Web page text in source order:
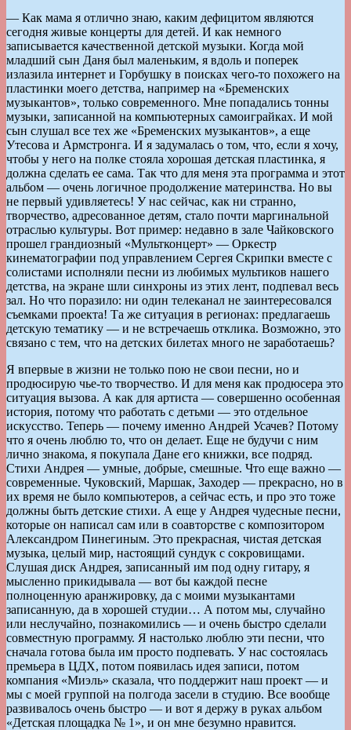
— Как мама я отлично знаю, каким дефицитом являются
сегодня живые концерты для детей. И как немного
записывается качественной детской музыки. Когда мой
младший сын Даня был маленьким, я вдоль и поперек
излазила интернет и Горбушку в поисках чего-то похожего на
пластинки моего детства, например на «Бременских
музыкантов», только современного. Мне попадались тонны
музыки, записанной на компьютерных самоиграйках. И мой
сын слушал все тех же «Бременских музыкантов», а еще
Утесова и Армстронга. И я задумалась о том, что, если я хочу,
чтобы у него на полке стояла хорошая детская пластинка, я
должна сделать ее сама. Так что для меня эта программа и этот
альбом — очень логичное продолжение материнства. Но вы
не первый удивляетесь! У нас сейчас, как ни странно,
творчество, адресованное детям, стало почти маргинальной
отраслью культуры. Вот пример: недавно в зале Чайковского
прошел грандиозный «Мультконцерт» — Оркестр
кинематографии под управлением Сергея Скрипки вместе с
солистами исполняли песни из любимых мультиков нашего
детства, на экране шли синхроны из этих лент, подпевал весь
зал. Но что поразило: ни один телеканал не заинтересовался
съемками проекта! Та же ситуация в регионах: предлагаешь
детскую тематику — и не встречаешь отклика. Возможно, это
связано с тем, что на детских билетах много не заработаешь?
Я впервые в жизни не только пою не свои песни, но и
продюсирую чье-то творчество. И для меня как продюсера это
ситуация вызова. А как для артиста — совершенно особенная
история, потому что работать с детьми — это отдельное
искусство. Теперь — почему именно Андрей Усачев? Потому
что я очень люблю то, что он делает. Еще не будучи с ним
лично знакома, я покупала Дане его книжки, все подряд.
Стихи Андрея — умные, добрые, смешные. Что еще важно —
современные. Чуковский, Маршак, Заходер — прекрасно, но в
их время не было компьютеров, а сейчас есть, и про это тоже
должны быть детские стихи. А еще у Андрея чудесные песни,
которые он написал сам или в соавторстве с композитором
Александром Пинегиным. Это прекрасная, чистая детская
музыка, целый мир, настоящий сундук с сокровищами.
Слушая диск Андрея, записанный им под одну гитару, я
мысленно прикидывала — вот бы каждой песне
полноценную аранжировку, да с моими музыкантами
записанную, да в хорошей студии… А потом мы, случайно
или неслучайно, познакомились — и очень быстро сделали
совместную программу. Я настолько люблю эти песни, что
сначала готова была им просто подпевать. У нас состоялась
премьера в ЦДХ, потом появилась идея записи, потом
компания «Миэль» сказала, что поддержит наш проект — и
мы с моей группой на полгода засели в студию. Все вообще
развивалось очень быстро — и вот я держу в руках альбом
«Детская площадка № 1», и он мне безумно нравится.